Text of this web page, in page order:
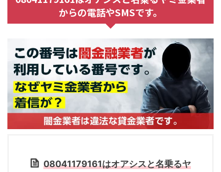
からの電話やSMSです。
08041179161はオアシスと名乗るヤ